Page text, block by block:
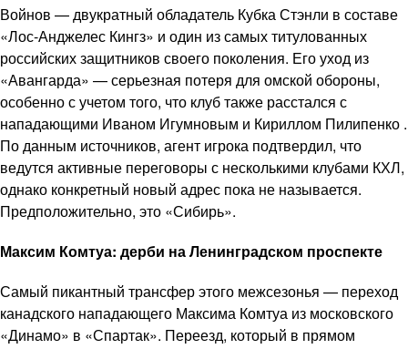
Войнов — двукратный обладатель Кубка Стэнли в составе
«Лос-Анджелес Кингз» и один из самых титулованных
российских защитников своего поколения. Его уход из
«Авангарда» — серьезная потеря для омской обороны,
особенно с учетом того, что клуб также расстался с
нападающими Иваном Игумновым и Кириллом Пилипенко .
По данным источников, агент игрока подтвердил, что
ведутся активные переговоры с несколькими клубами КХЛ,
однако конкретный новый адрес пока не называется.
Предположительно, это «Сибирь».
Максим Комтуа: дерби на Ленинградском проспекте
Самый пикантный трансфер этого межсезонья — переход
канадского нападающего Максима Комтуа из московского
«Динамо» в «Спартак». Переезд, который в прямом